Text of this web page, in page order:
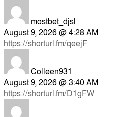
mostbet_djsl
August 9, 2026 @ 4:28 AM
https://shorturl.fm/qeejF
Colleen931
August 9, 2026 @ 3:40 AM
https://shorturl.fm/D1gFW